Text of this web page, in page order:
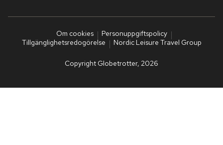
Om cookies
Personuppgiftspolicy
Tillgänglighetsredogörelse
Nordic Leisure Travel Group
Copyright Globetrotter, 2026